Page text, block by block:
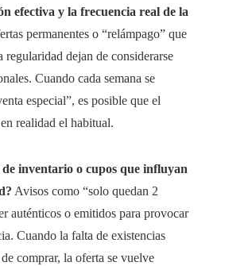
efectiva y la frecuencia real de la
permanentes o “relámpago” que
regularidad dejan de considerarse
Cuando cada semana se
especial”, es posible que el
realidad el habitual.
inventario o cupos que influyan
Avisos como “solo quedan 2
auténticos o emitidos para provocar
Cuando la falta de existencias
comprar, la oferta se vuelve